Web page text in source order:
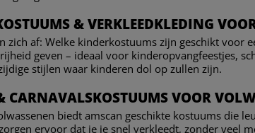
& VERKLEEDKLEDING
zich af: Welke kinderkostuums zijn geschikt voor
geven – ideaal voor kinderopvangfeestjes,
stijlen waar kinderen dol op zullen zijn.
CARNAVALSKOSTUUMS VOOR
biedt amscan geschikte kostuums die
ervoor dat je je snel verkleedt, zonder veel